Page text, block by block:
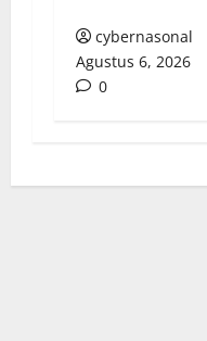
cybernasonal
Agustus 6, 2026
0